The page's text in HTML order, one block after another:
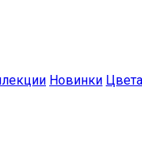
Новинки Цвета